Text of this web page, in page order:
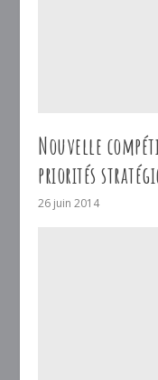
Nouvelle
priorités
26 juin 2014